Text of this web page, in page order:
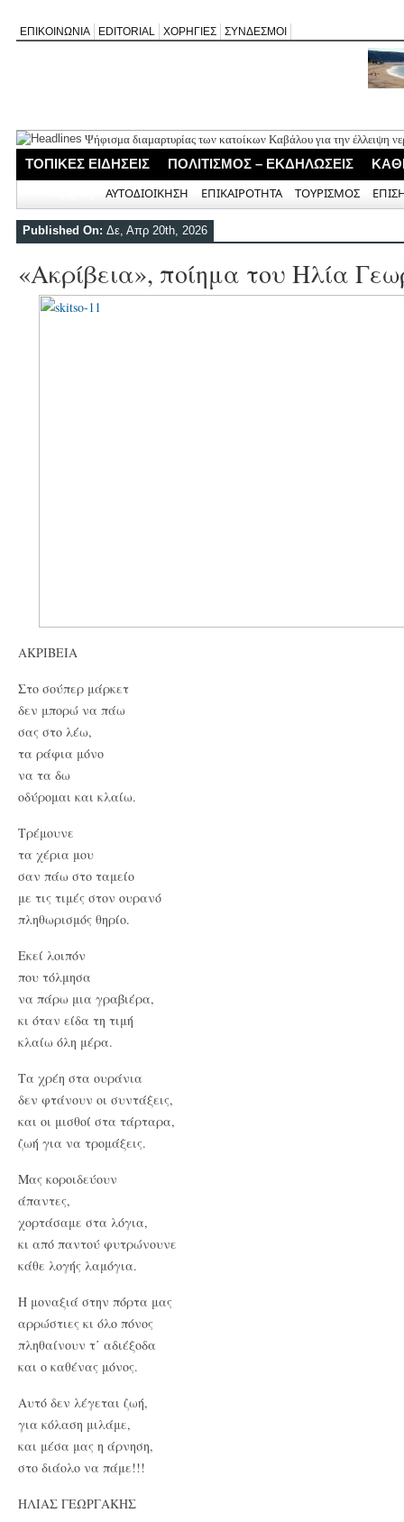
ΕΠΙΚΟΙΝΩΝΙΑ EDITORIAL ΧΟΡΗΓΙΕΣ ΣΥΝΔΕΣΜΟΙ
Ψήφισμα διαμαρτυρίας των κατοίκων Καβάλου για την έλλειψη
«Έφυγε» σε ηλικία 74 ετών ο ηθοποιός Νίκος Καλογερόπουλος
Η Λευκάδα τίμησε τον δικό της Ηλία Λογοθέτη σε μια βραδιά
Θεία Λειτουργία για τους απόδημους Αλεξανδρίτες στον Άγιο
ΤΟΠΙΚΕΣ ΕΙΔΗΣΕΙΣ ΠΟΛΙΤΙΣΜΟΣ – ΕΚΔΗΛΩΣΕΙΣ
ΑΥΤΟΔΙΟΙΚΗΣΗ ΕΠΙΚΑΙΡΟΤΗΤΑ ΤΟΥΡΙΣΜΟΣ
Published On: Δε, Απρ 20th, 2026
«Ακρίβεια», ποίημα του Ηλία
ΑΚΡΙΒΕΙΑ
Στο σούπερ μάρκετ
δεν μπορώ να πάω
σας στο λέω,
τα ράφια μόνο
να τα δω
οδύρομαι και κλαίω.
Τρέμουνε
τα χέρια μου
σαν πάω στο ταμείο
με τις τιμές στον ουρανό
πληθωρισμός θηρίο.
Εκεί λοιπόν
που τόλμησα
να πάρω μια γραβιέρα,
κι όταν είδα τη τιμή
κλαίω όλη μέρα.
Τα χρέη στα ουράνια
δεν φτάνουν οι συντάξεις,
και οι μισθοί στα τάρταρα,
ζωή για να τρομάξεις.
Μας κοροιδεύουν
άπαντες,
χορτάσαμε στα λόγια,
κι από παντού φυτρώνουνε
κάθε λογής λαμόγια.
Η μοναξιά στην πόρτα μας
αρρώστιες κι όλο πόνος
πληθαίνουν τ΄ αδιέξοδα
και ο καθένας μόνος.
Αυτό δεν λέγεται ζωή,
για κόλαση μιλάμε,
και μέσα μας η άρνηση,
στο διάολο να πάμε!!!
ΗΛΙΑΣ ΓΕΩΡΓΑΚΗΣ